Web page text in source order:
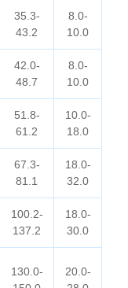
35.3-
43.2
8.0-
10.0
42.0-
48.7
8.0-
10.0
51.8-
61.2
10.0-
18.0
67.3-
81.1
18.0-
32.0
100.2-
137.2
18.0-
30.0
130.0-
20.0-